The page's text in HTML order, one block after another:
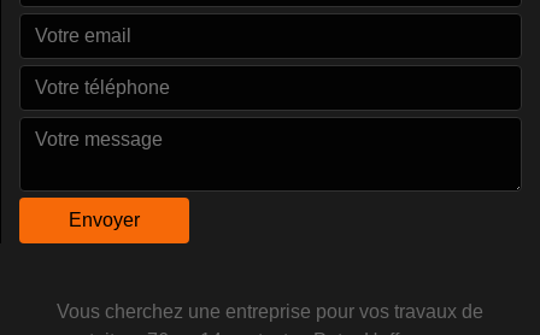
Vous cherchez une entreprise pour vos travaux de